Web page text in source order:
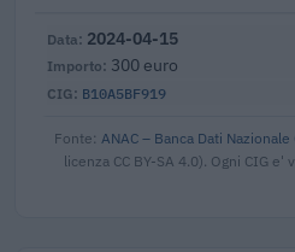
B10A5BF919
2024-04-15
300 euro
Fonte: ANAC – Banca Dati
licenza CC BY-SA 4.0). Ogni CIG e'